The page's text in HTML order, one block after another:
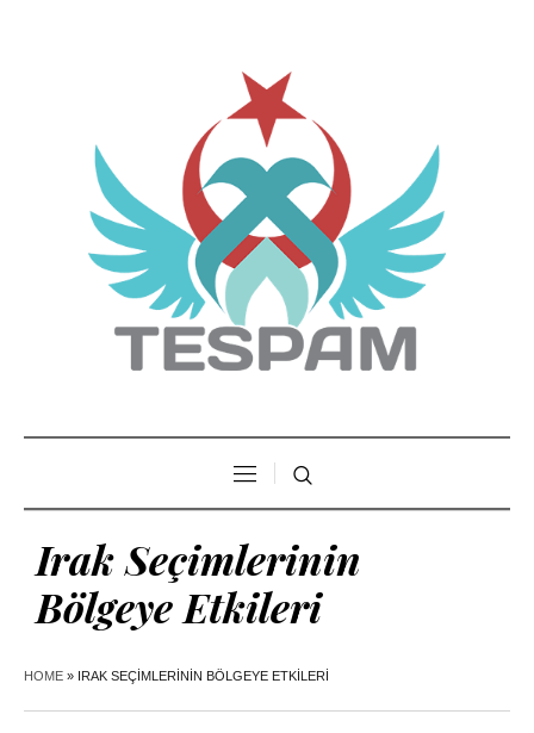
Irak Seçimlerinin
Bölgeye Etkileri
HOME » IRAK SEÇIMLERININ BÖLGEYE ETKILERI